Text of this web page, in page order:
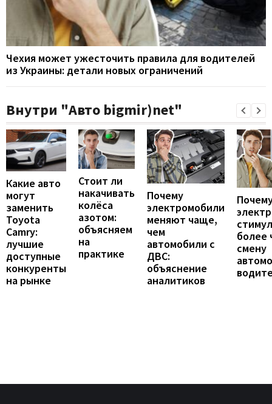
Чехия может ужесточить правила для водителей
из Украины: детали новых ограничений
Внутри "Авто bigmir)net"
Какие авто
могут
заменить
Toyota
Camry:
лучшие
доступные
конкуренты
на рынке
Стоит ли
накачивать
колёса
азотом:
объясняем
на
практике
Почему
электромобили
меняют чаще,
чем
автомобили с
ДВС:
объяснение
аналитиков
более
смену